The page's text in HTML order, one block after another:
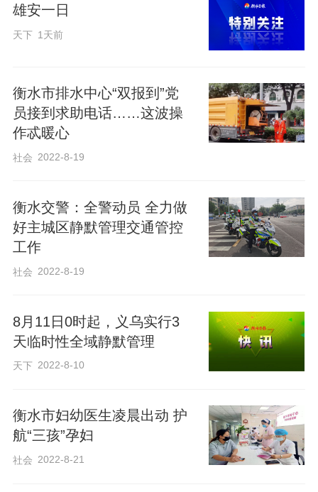
衡水按下了暂停键，全市实施3天“静默”管
理，志愿者们有序地开展行动，与社区工
作人员、医护工作者合力攻坚，共同分担
抗疫任务。
雄安一日
天下 1天前
衡水市排水中心“双报到”党
员接到求助电话……这波操
作忒暖心
社会 2022-8-19
衡水交警：全警动员 全力做
好主城区静默管理交通管控
工作
社会 2022-8-19
8月11日0时起，义乌实行3
天临时性全域静默管理
天下 2022-8-10
衡水市妇幼医生凌晨出动 护
航“三孩”孕妇
社会 2022-8-21